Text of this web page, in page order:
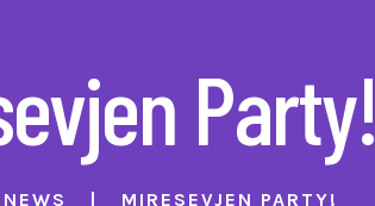
Party!
NEWS MIRESEVJEN PARTY!